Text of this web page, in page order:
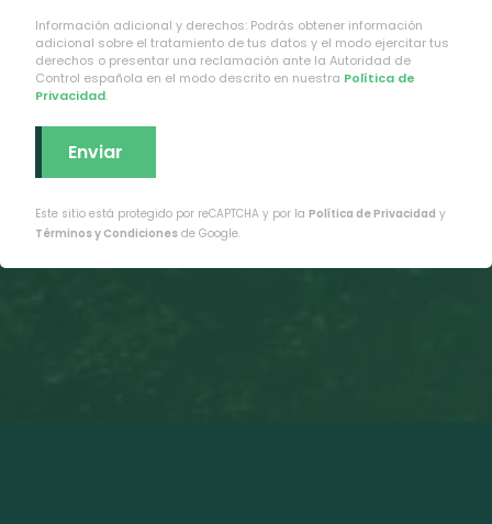
Información adicional y derechos: Podrás obtener información
adicional sobre el tratamiento de tus datos y el modo ejercitar tus
derechos o presentar una reclamación ante la Autoridad de
Control española en el modo descrito en nuestra Política de
Privacidad.
Este sitio está protegido por reCAPTCHA y por la Política de Privacidad y
Términos y Condiciones de Google.